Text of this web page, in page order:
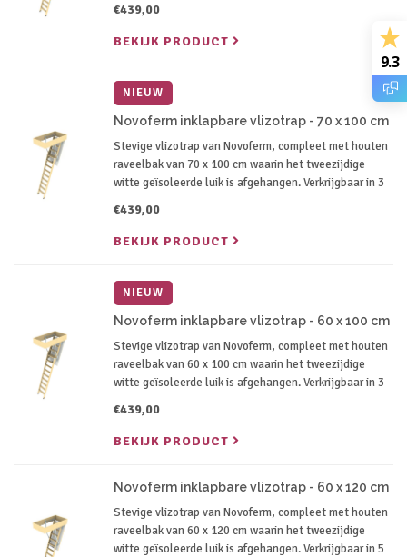
afhankelijk van je plafondhoogte.
€439,00
BEKIJK PRODUCT
NIEUW
Novoferm inklapbare vlizotrap - 70 x 100 cm
Stevige vlizotrap van Novoferm, compleet met houten
raveelbak van 70 x 100 cm waarin het tweezijdige
witte geïsoleerde luik is afgehangen. Verkrijgbaar in 3
afhankelijk van je plafondhoogte.
€439,00
BEKIJK PRODUCT
NIEUW
Novoferm inklapbare vlizotrap - 60 x 100 cm
Stevige vlizotrap van Novoferm, compleet met houten
raveelbak van 60 x 100 cm waarin het tweezijdige
witte geïsoleerde luik is afgehangen. Verkrijgbaar in 3
afhankelijk van je plafondhoogte.
€439,00
BEKIJK PRODUCT
Novoferm inklapbare vlizotrap - 60 x 120 cm
Stevige vlizotrap van Novoferm, compleet met houten
raveelbak van 60 x 120 cm waarin het tweezijdige
witte geïsoleerde luik is afgehangen. Verkrijgbaar in 5
9.3